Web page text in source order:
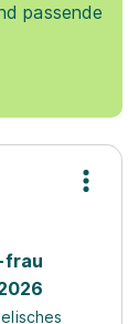
passende
frau